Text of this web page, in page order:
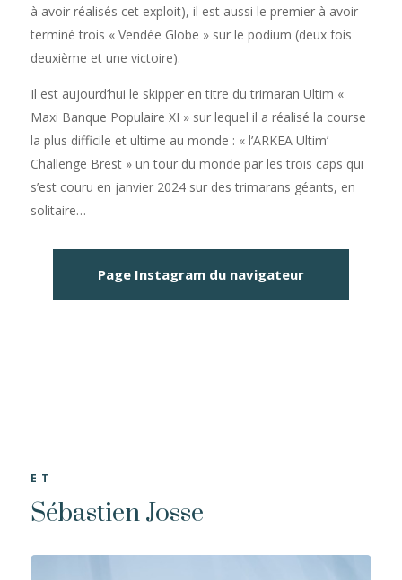
à avoir réalisés cet exploit), il est aussi le premier à avoir
terminé trois « Vendée Globe » sur le podium (deux fois
deuxième et une victoire).
Il est aujourd’hui le skipper en titre du trimaran Ultim «
Maxi Banque Populaire XI » sur lequel il a réalisé la course
la plus difficile et ultime au monde : « l’ARKEA Ultim’
Challenge Brest » un tour du monde par les trois caps qui
s’est couru en janvier 2024 sur des trimarans géants, en
solitaire…
Page Instagram du navigateur
ET
Sébastien Josse